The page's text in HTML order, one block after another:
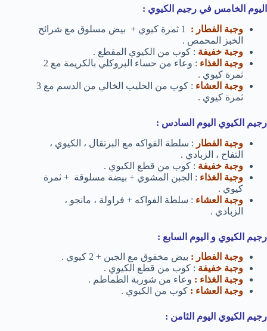
اليوم الخامس في رجيم الكيوي :
وجبة الفطار :
1 ثمرة كيوي + بيض مسلوق مع شرائح
الخبز المحمص .
وجبة خفيفة : كوب من الكيوي المقطع .
وجبة الغذاء
: وعاء من حساء البروكلي بالكريمة مع 2
ثمرة كيوي .
وجبة العشاء
: كوب من الحليب الخالي من الدسم مع 3
ثمرة كيوي .
رجيم الكيوي اليوم السادس :
وجبة الفطار : سلطة الفواكه مع البرتقال ، الكيوي ،
التفاح ، الزبادي .
وجبة خفيفة : كوب من قطع الكيوي .
وجبة الغذاء : الجبن المشوي + بيضة مسلوقة + ثمرة
كيوي .
وجبة العشاء : سلطة الفواكه + فراولة ، مانجو ،
الزبادي .
رجيم الكيوي و اليوم السابع :
وجبة الفطار : بيض مخفوق مع الجبن + 2 كيوي .
وجبة خفيفة : كوب من قطع الكيوي .
وجبة الغذاء : وعاء من شوربة الطماطم .
وجبة العشاء : كوب من الكيوي .
رجيم الكيوي اليوم الثامن :